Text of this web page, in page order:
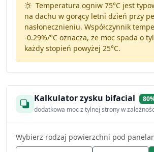
Temperatura ogniw 75°C jest
na dachu w gorący letni dzień przy
nasłonecznieniu. Współczynnik
-0.29%/°Coznacza, że moc spada o
każdy stopień powyżej 25°C.
Kalkulator zysku bifacial
dodatkowa moc z tylnej strony w
Wybierz rodzaj powierzchni pod